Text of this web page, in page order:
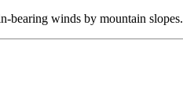
bearing winds by mountain slopes.